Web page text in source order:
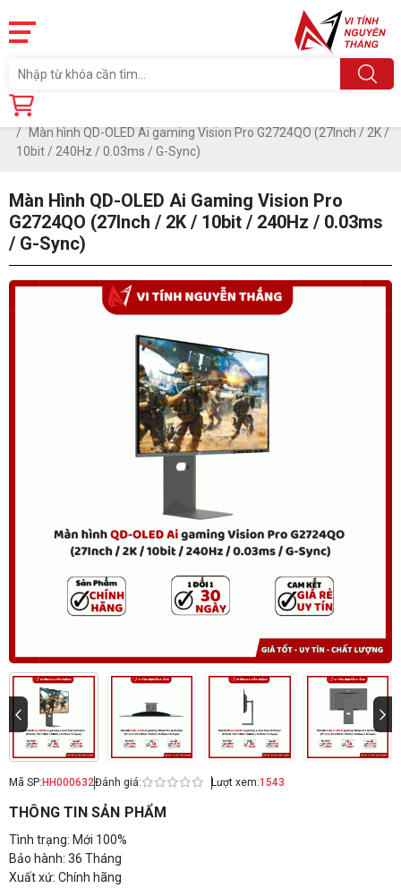
Trang chủ
Màn hình QD-OLED Ai gaming Vision Pro G2724QO (27Inch / 2K /
10bit / 240Hz / 0.03ms / G-Sync)
Màn Hình QD-OLED Ai Gaming Vision Pro
G2724QO (27Inch / 2K / 10bit / 240Hz / 0.03ms
/ G-Sync)
Mã SP: HH000632Đánh giá: Lượt xem:1543
THÔNG TIN SẢN PHẨM
Tình trạng: Mới 100%
Bảo hành: 36 Tháng
Xuất xứ: Chính hãng